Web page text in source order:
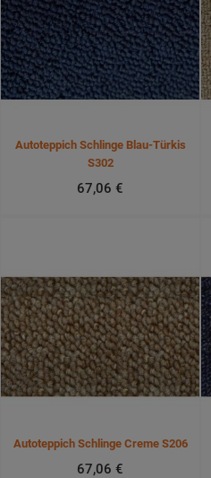
Autoteppich Schlinge Blau-Türkis
S302
67,06 €
Autoteppich Schlinge Creme S206
67,06 €